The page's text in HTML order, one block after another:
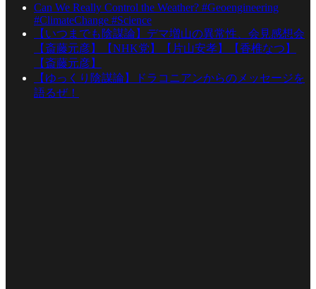
Can We Really Control the Weather? #Geoengineering
#ClimateChange #Science
【いつまでも陰謀論】デマ増山の異常性、会見感想会
【斎藤元彦】【NHK党】【片山安孝】【香椎なつ】
【斎藤元彦】
【ゆっくり陰謀論】ドラコニアンからのメッセージを
語るぜ！